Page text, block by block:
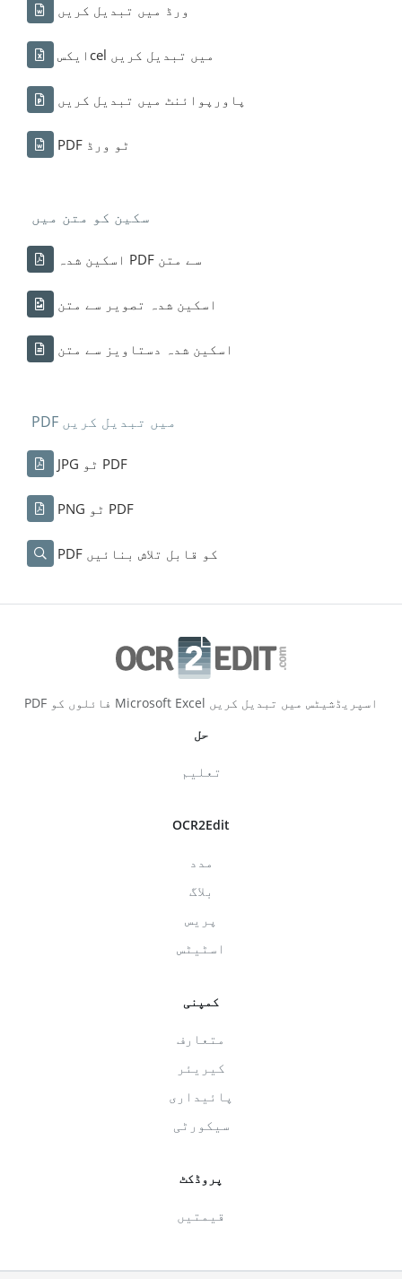
ورڈ میں تبدیل کریں
ایکسcel میں تبدیل کریں
پاورپوائنٹ میں تبدیل کریں
PDF ٹو ورڈ
سکین کو متن میں
اسکین شدہ PDF سے متن
اسکین شدہ تصویر سے متن
اسکین شدہ دستاویز سے متن
PDF میں تبدیل کریں
JPG ٹو PDF
PNG ٹو PDF
PDF کو قابل تلاش بنائیں
PDF فائلوں کو Microsoft Excel اسپریڈشیٹس میں تبدیل کریں
حل
تعلیم
OCR2Edit
مدد
بلاگ
پریس
اسٹیٹس
کمپنی
متعارف
کیریئر
پائیداری
سیکورٹی
پروڈکٹ
قیمتیں